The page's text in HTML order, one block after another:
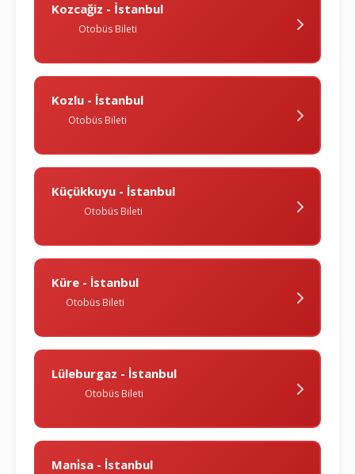
Kozcağiz - İstanbul
Otobüs Bileti
Kozlu - İstanbul
Otobüs Bileti
Küçükkuyu - İstanbul
Otobüs Bileti
Küre - İstanbul
Otobüs Bileti
Lüleburgaz - İstanbul
Otobüs Bileti
Mani̇sa - İstanbul